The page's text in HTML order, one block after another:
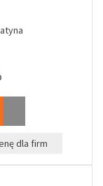
dla firm